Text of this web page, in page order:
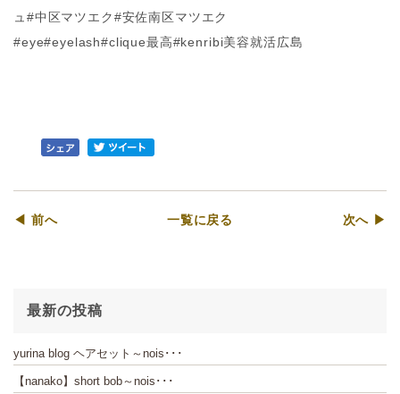
ュ#中区マツエク#安佐南区マツエク
#eye#eyelash#clique最高#kenribi美容就活広島
◀ 前へ 一覧に戻る 次へ ▶
最新の投稿
yurina blog ヘアセット～nois･･･
【nanako】short bob～nois･･･